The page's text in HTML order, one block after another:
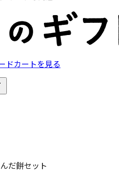
ドカートを見る
だ餅セット